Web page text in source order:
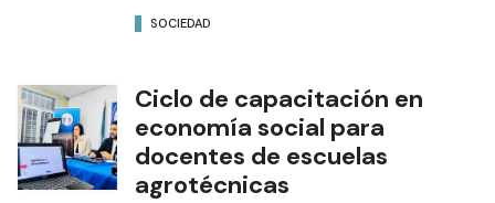
SOCIEDAD
Ciclo de capacitación en
economía social para
docentes de escuelas
agrotécnicas